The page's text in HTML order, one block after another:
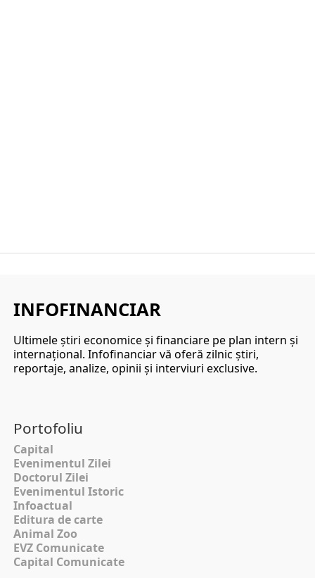
INFOFINANCIAR
Ultimele ştiri economice şi financiare pe plan intern şi
internaţional. Infofinanciar vă oferă zilnic ştiri,
reportaje, analize, opinii şi interviuri exclusive.
Portofoliu
Capital
Evenimentul Zilei
Doctorul Zilei
Evenimentul Istoric
Infoactual
Editura de carte
Animal Zoo
EVZ Comunicate
Capital Comunicate